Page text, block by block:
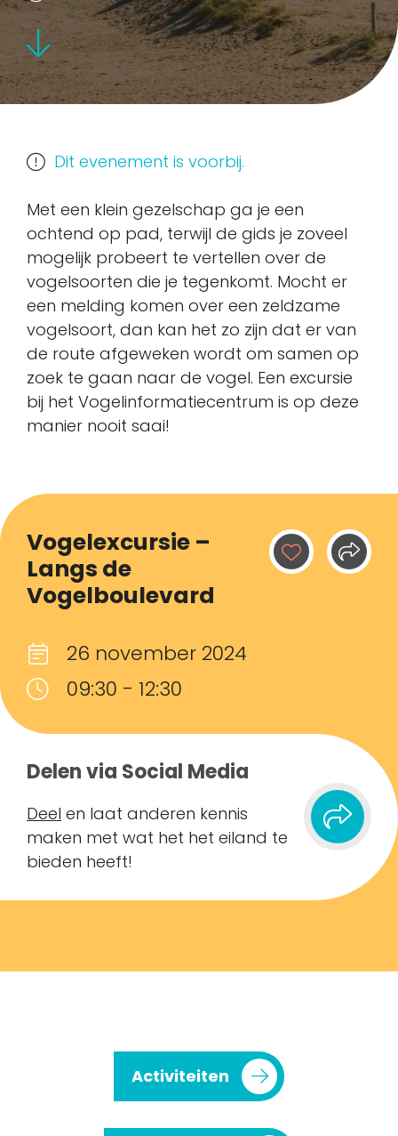
Dit evenement is voorbij.
Vogelexcursie –
Langs de
Vogelboulevard
26 november 2024
09:30 - 12:30
Delen via Social Media
Deel en laat anderen kennis
maken met wat het het eiland te
bieden heeft!
Met een klein gezelschap ga je een
ochtend op pad, terwijl de gids je zoveel
mogelijk probeert te vertellen over de
vogelsoorten die je tegenkomt. Mocht er
een melding komen over een zeldzame
vogelsoort, dan kan het zo zijn dat er van
de route afgeweken wordt om samen op
zoek te gaan naar de vogel. Een excursie
bij het Vogelinformatiecentrum is op deze
manier nooit saai!
Activiteiten